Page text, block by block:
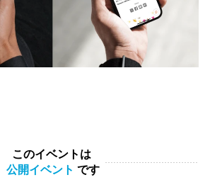
このイベントは
公開イベント です